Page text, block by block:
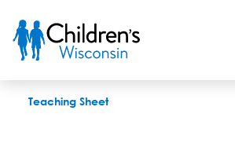
Teaching Sheet